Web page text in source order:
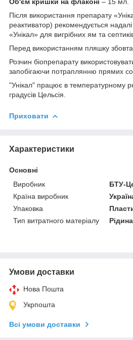
Після використання препарату
реактиватор) рекомендується
«Унікал» для вигрібних ям та септиків
Перед використанням пляшку
Розчин біопрепарату
запобігаючи потраплянню прямих
"Унікал" працює в температурному
градусів Цельсія.
Приховати
Характеристики
Основні
Виробник
БТУ-
Країна виробник
Упаковка
Тип витратного матеріалу
Рідина
Умови доставки
Нова Пошта
Укрпошта
Всі умови доставки